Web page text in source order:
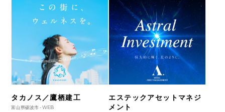
タカノス／鷹栖建工
富山県砺波市 -WEB
エステックアセットマネジ
メント